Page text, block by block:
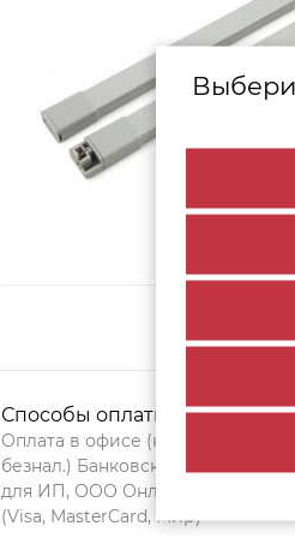
Способы оплаты:
Оплата в офисе (наличными,
безнал.) Банковский перевод
для ИП, ООО Онлайн-оплата
(Visa, MasterCard, Мир)